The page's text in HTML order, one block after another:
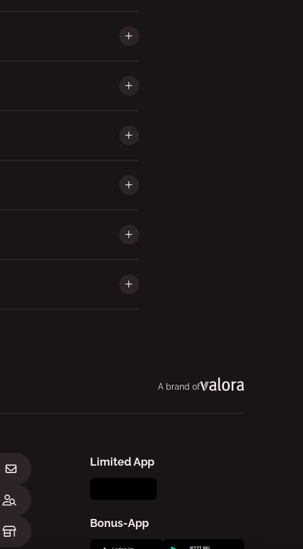
A brand of
Limited App
Bonus-App